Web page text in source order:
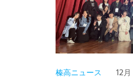
榛高ニュース 12